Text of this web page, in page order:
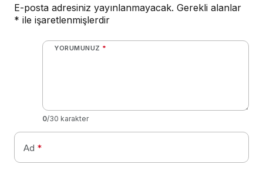
E-posta adresiniz yayınlanmayacak. Gerekli alanlar
* ile işaretlenmişlerdir
YORUMUNUZ *
0/30 karakter
Ad *